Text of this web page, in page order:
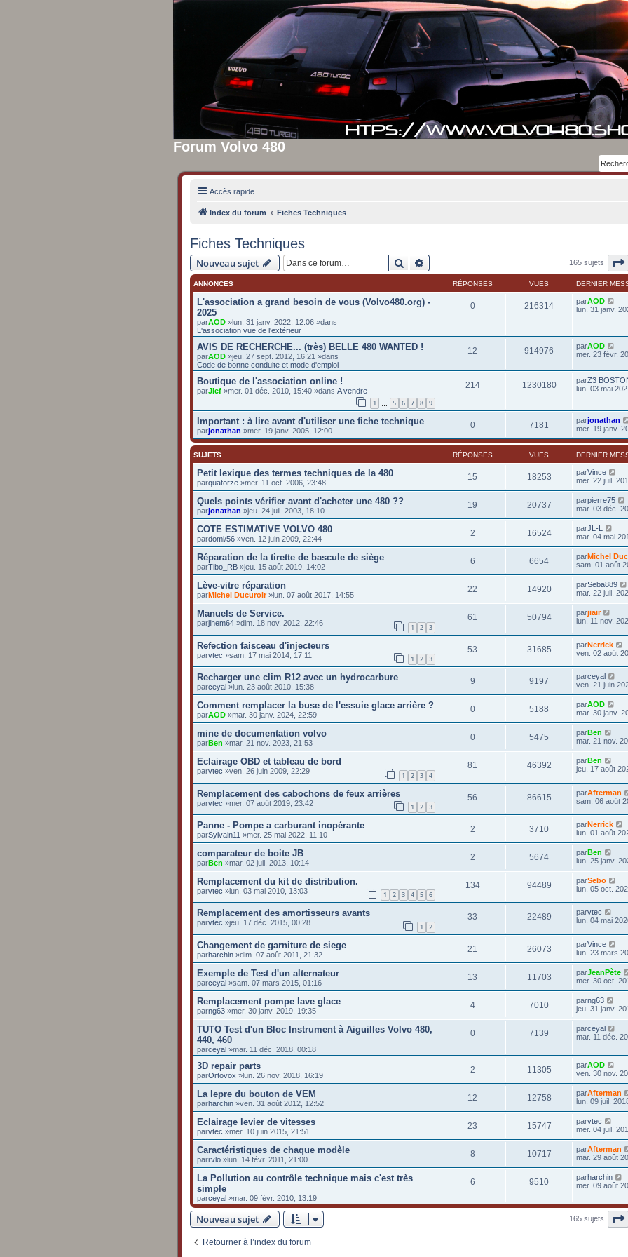
Forum Volvo 480
Accès rapide
Index du forum Fiches Techniques
Fiches Techniques
Nouveau sujet Rechercher 165 sujets
ANNONCES RÉPONSES VUES DERNIER
L'association a grand besoin de vous (Volvo480.org) -
2025
parAOD »lun. 31 janv. 2022, 12:06 »dans
L'association vue de l'extérieur
0 216314 parAOD
lun. 31 janv.
AVIS DE RECHERCHE... (très) BELLE 480 WANTED !
parAOD »jeu. 27 sept. 2012, 16:21 »dans
Code de bonne conduite et mode d'emploi
12 914976 parAOD
mer. 23 févr.
Boutique de l'association online !
parJief »mer. 01 déc. 2010, 15:40 »dans A vendre
1 … 5 6 7 8 9
214 1230180 parZ3
lun. 03 mai
Important : à lire avant d'utiliser une fiche technique
parjonathan »mer. 19 janv. 2005, 12:00
0 7181 parjonathan
mer. 19 janv.
SUJETS RÉPONSES VUES DERNIER
Petit lexique des termes techniques de la 480
parquatorze »mer. 11 oct. 2006, 23:48
15 18253 parVince
mer. 22 juil.
Quels points vérifier avant d'acheter une 480 ??
parjonathan »jeu. 24 juil. 2003, 18:10
19 20737 parpierre75
mar. 03 déc.
COTE ESTIMATIVE VOLVO 480
pardomi/56 »ven. 12 juin 2009, 22:44
2 16524 parJL-L
mar. 04 mai
Réparation de la tirette de bascule de siège
parTibo_RB »jeu. 15 août 2019, 14:02
6 6654 parMichel
sam. 01 août
Lève-vitre réparation
parMichel Ducuroir»lun. 07 août 2017, 14:55
22 14920 parSeba889
mar. 22 juil.
Manuels de Service.
parjihem64 »dim. 18 nov. 2012, 22:46 1 2 3
61 50794 parjiair
lun. 11 nov.
Refection faisceau d'injecteurs
parvtec »sam. 17 mai 2014, 17:11 1 2 3
53 31685 parNerrick
ven. 02 août
Recharger une clim R12 avec un hydrocarbure
parceyal »lun. 23 août 2010, 15:38
9 9197 parceyal
ven. 21 juin
Comment remplacer la buse de l'essuie glace arrière ?
parAOD »mar. 30 janv. 2024, 22:59
0 5188 parAOD
mar. 30 janv.
mine de documentation volvo
parBen »mar. 21 nov. 2023, 21:53
0 5475 parBen
mar. 21 nov.
Eclairage OBD et tableau de bord
parvtec »ven. 26 juin 2009, 22:29 1 2 3 4
81 46392 parBen
jeu. 17 août
Remplacement des cabochons de feux arrières
parvtec »mer. 07 août 2019, 23:42 1 2 3
56 86615 parAfterman
sam. 06 août
Panne - Pompe a carburant inopérante
parSylvain11 »mer. 25 mai 2022, 11:10
2 3710 parNerrick
lun. 01 août
comparateur de boite JB
parBen »mar. 02 juil. 2013, 10:14
2 5674 parBen
lun. 25 janv.
Remplacement du kit de distribution.
parvtec »lun. 03 mai 2010, 13:03 1 2 3 4 5 6
134 94489 parSebo
lun. 05 oct.
Remplacement des amortisseurs avants
parvtec »jeu. 17 déc. 2015, 00:28 1 2
33 22489 parvtec
lun. 04 mai
Changement de garniture de siege
parharchin »dim. 07 août 2011, 21:32
21 26073 parVince
lun. 23 mars
Exemple de Test d'un alternateur
parceyal »sam. 07 mars 2015, 01:16
13 11703 parJeanPète
mer. 30 oct.
Remplacement pompe lave glace
parng63 »mer. 30 janv. 2019, 19:35
4 7010 parng63
jeu. 31 janv.
TUTO Test d'un Bloc Instrument à Aiguilles Volvo 480,
440, 460
parceyal »mar. 11 déc. 2018, 00:18
0 7139 parceyal
mar. 11 déc.
3D repair parts
parOrtovox »lun. 26 nov. 2018, 16:19
2 11305 parAOD
ven. 30 nov.
La lepre du bouton de VEM
parharchin »ven. 31 août 2012, 12:52
12 12758 parAfterman
lun. 09 juil.
Eclairage levier de vitesses
parvtec »mer. 10 juin 2015, 21:51
23 15747 parvtec
mer. 04 juil.
Caractéristiques de chaque modèle
parrvlo »lun. 14 févr. 2011, 21:00
8 10717 parAfterman
mar. 29 août
La Pollution au contrôle technique mais c'est très
simple
parceyal »mar. 09 févr. 2010, 13:19
6 9510 parharchin
mer. 09 août
Nouveau sujet 165 sujets
Retourner à l’index du forum